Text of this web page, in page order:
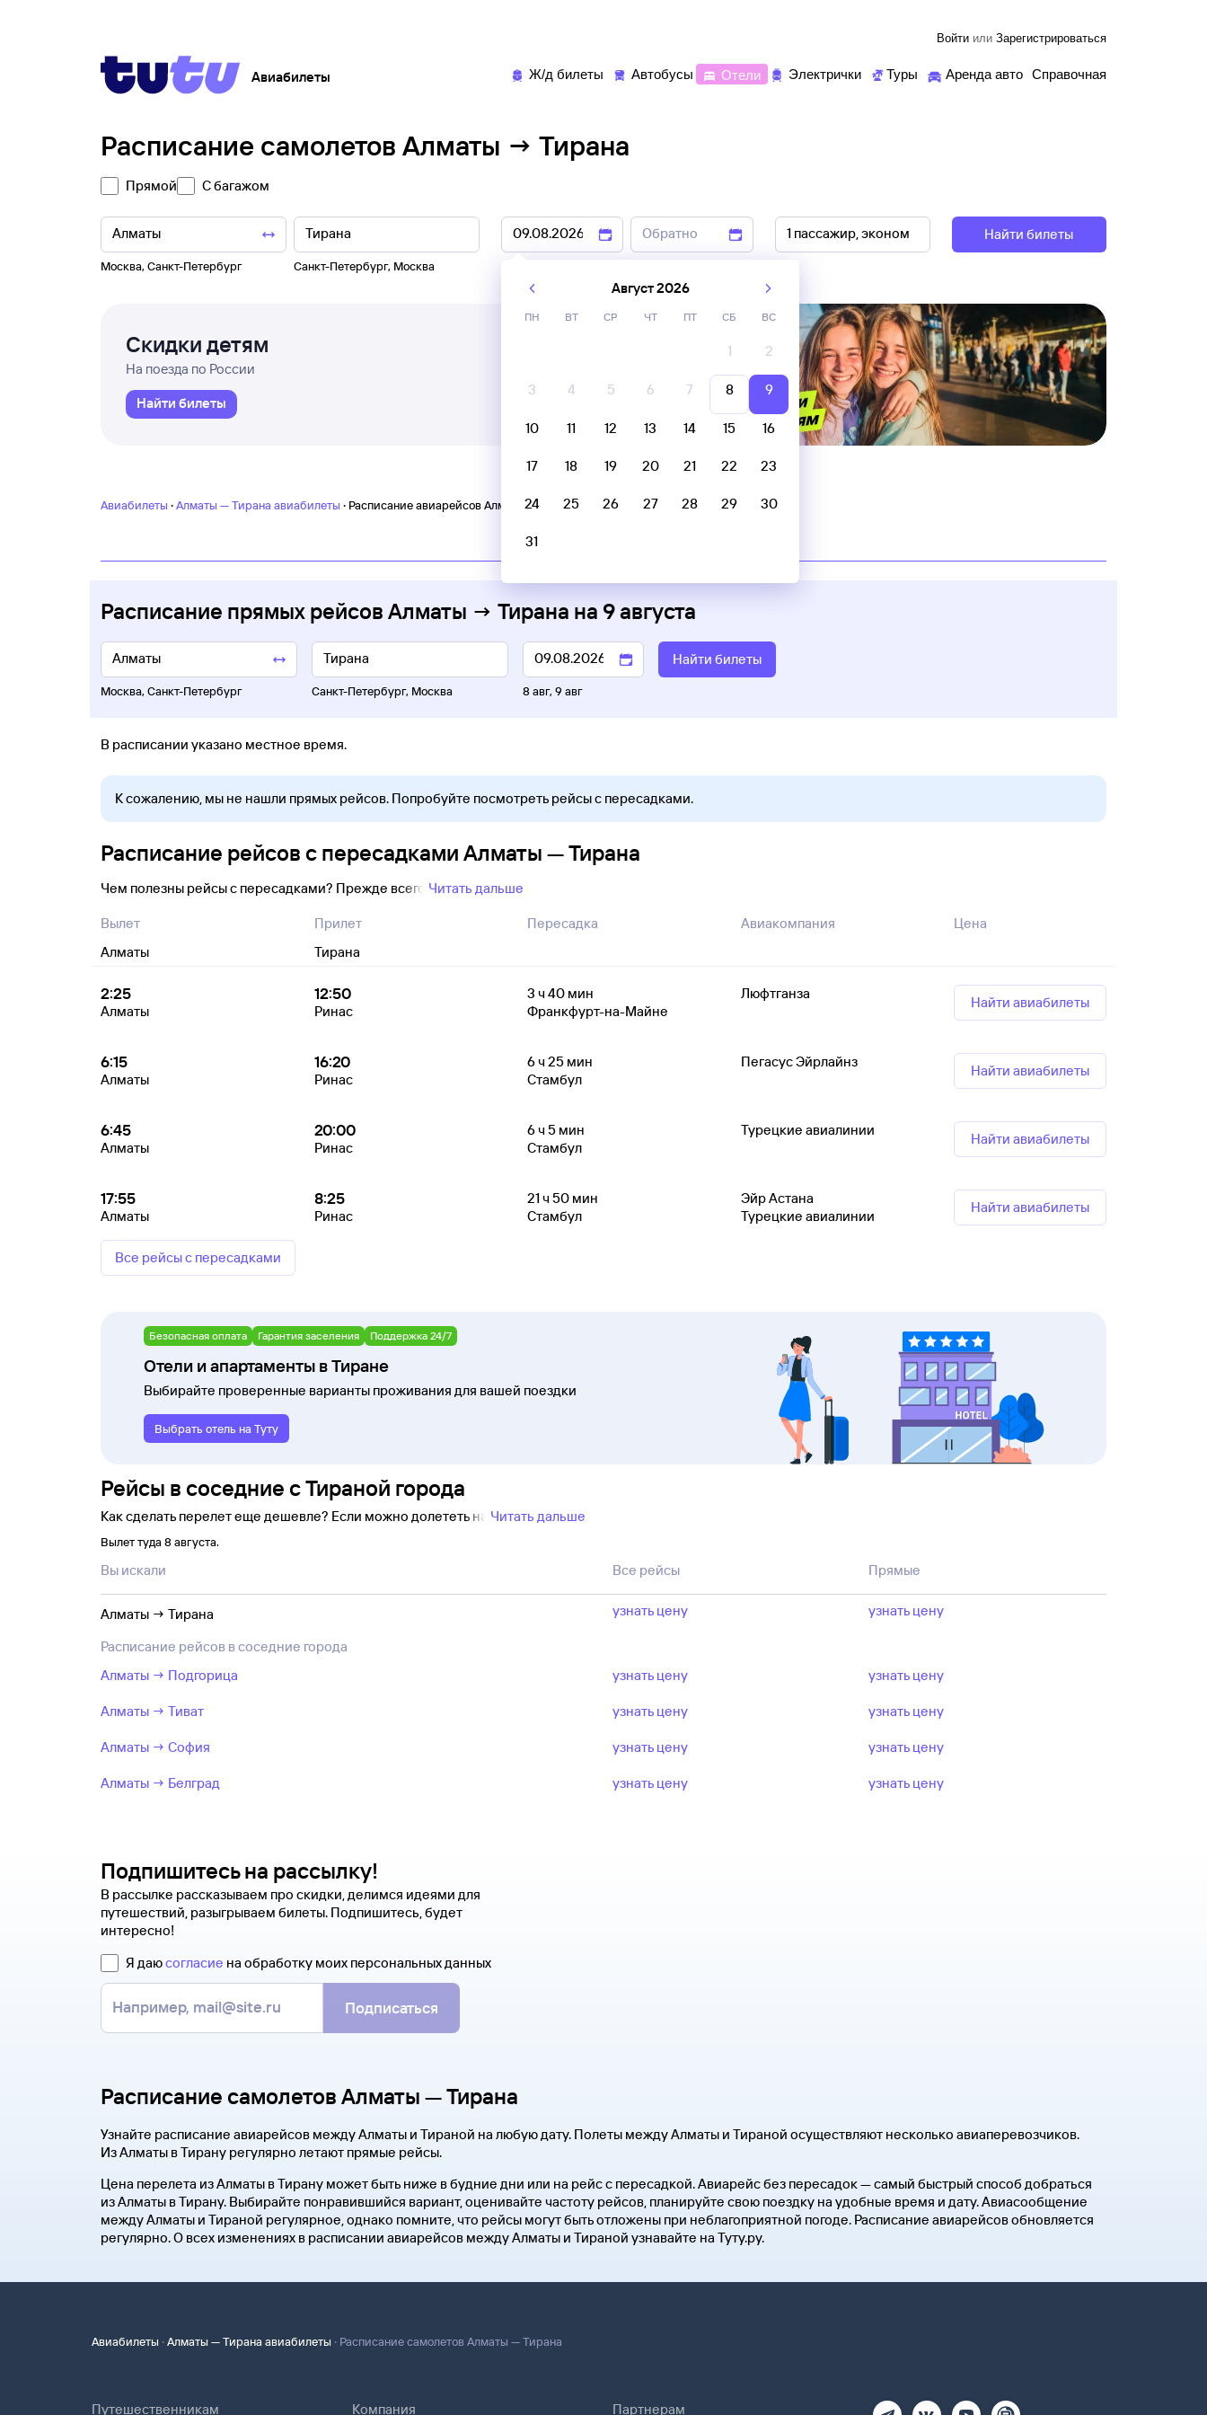
Войти или Зарегистрироваться
Авиабилеты Ж/д билеты Автобусы Отели Электрички Туры Аренда авто Справочная
Расписание самолетов Алматы → Тирана
Прямой С багажом
Москва, Санкт-Петербург Санкт-Петербург, Москва
Найти билеты
Скидки детям
На поезда по России
Найти билеты
Авиабилеты ·Алматы — Тирана авиабилеты · Расписание авиарейсов Алматы — Тирана
Расписание прямых рейсов Алматы → Тирана на 9 августа
Москва, Санкт-Петербург Санкт-Петербург, Москва 8 авг, 9 авг
Найти билеты
В расписании указано местное время.
К сожалению, мы не нашли прямых рейсов. Попробуйте посмотреть рейсы с пересадками.
Расписание рейсов с пересадками Алматы — Тирана
Чем полезны рейсы с пересадками? Прежде всего Читать дальше
Вылет
Алматы
Прилет
Тирана
Пересадка Авиакомпания Цена
2:25
Алматы
12:50
Ринас
3 ч 40 мин
Франкфурт-на-Майне
Люфтганза
Найти авиабилеты
6:15
Алматы
16:20
Ринас
6ч 25 мин
Стамбул
Пегасус Эйрлайнз
Найти авиабилеты
6:45
Алматы
20:00
Ринас
6ч 5 мин
Стамбул
Турецкие авиалинии
Найти авиабилеты
17:55
Алматы
8:25
Ринас
21ч 50 мин
Стамбул
Эйр Астана
Турецкие авиалинии
Найти авиабилеты
Все рейсы с пересадками
Безопасная оплата Гарантия заселения Поддержка 24/7
Отели и апартаменты в Тиране
Выбирайте проверенные варианты проживания для вашей поездки
Выбрать отель на Туту
Рейсы в соседние с Тираной города
Как сделать перелет еще дешевле? Если можно долететь на Читать дальше
Вылет туда 8 августа.
Вы искали Все рейсы Прямые
Алматы → Тирана узнать цену узнать цену
Расписание рейсов в соседние города
Алматы → Подгорица
узнать цену узнать цену
Алматы → Тиват узнать цену узнать цену
Алматы → София узнать цену узнать цену
Алматы → Белград узнать цену узнать цену
Подпишитесь на рассылку!
В рассылке рассказываем про скидки, делимся идеями для
путешествий, разыгрываем билеты. Подпишитесь, будет
интересно!
Я даюсогласие на обработку моих персональных данных
Подписаться
Расписание самолетов Алматы — Тирана
Узнайте расписание авиарейсов между Алматы и Тираной на любую дату. Полеты между Алматы и Тираной осуществляют несколько авиаперевозчиков.
Из Алматы в Тирану регулярно летают прямые рейсы.
Цена перелета из Алматы в Тирану может быть ниже в будние дни или на рейс с пересадкой. Авиарейс без пересадок — самый быстрый способ добраться
из Алматы в Тирану. Выбирайте понравившийся вариант, оценивайте частоту рейсов, планируйте свою поездку на удобные время и дату. Авиасообщение
между Алматы и Тираной регулярное, однако помните, что рейсы могут быть отложены при неблагоприятной погоде. Расписание авиарейсов обновляется
регулярно. О всех изменениях в расписании авиарейсов между Алматы и Тираной узнавайте на Туту.ру.
Авиабилеты ·Алматы — Тирана авиабилеты · Расписание самолетов Алматы — Тирана
Путешественникам Компания Партнерам
Август 2026
ПН ВТ СР ЧТ ПТ СБ ВС
1 2
3 4 5 6 7 8 9
10 11 12 13 14 15 16
17 18 19 20 21 22 23
24 25 26 27 28 29 30
31